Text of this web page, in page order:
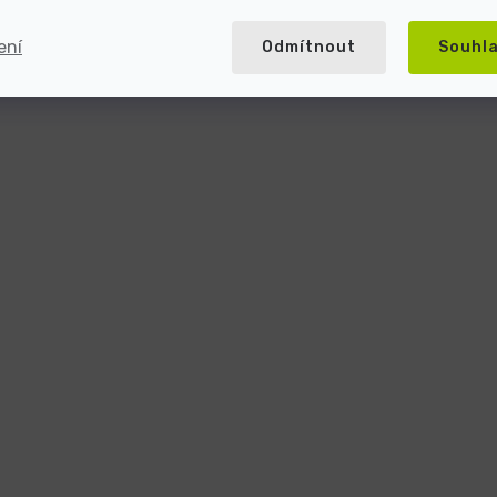
Odmítnout